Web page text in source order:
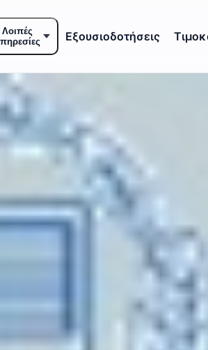
Λοιπές
Εξουσιοδοτήσεις